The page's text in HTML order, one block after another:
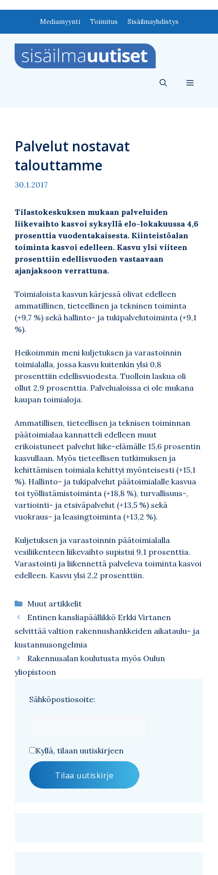
Mediamyynti Toimitus Sisäilmayhdistys
Valikko
Palvelut nostavat
talouttamme
30.1.2017
Tilastokeskuksen mukaan palveluiden
liikevaihto kasvoi syksyllä elo-lokakuussa 4,6
prosenttia vuodentakaisesta. Kiinteistöalan
toiminta kasvoi edelleen. Kasvu ylsi viiteen
prosenttiin edellisvuoden vastaavaan
ajanjaksoon verrattuna.
Toimialoista kasvun kärjessä olivat edelleen
ammatillinen, tieteellinen ja tekninen toiminta
(+9,7 %) sekä hallinto- ja tukipalvelutoiminta (+9,1
%).
Heikoimmin meni kuljetuksen ja varastoinnin
toimialalla, jossa kasvu kuitenkin ylsi 0,8
prosenttiin edellisvuodesta. Tuolloin laskua oli
ollut 2,9 prosenttia. Palvelualoissa ei ole mukana
kaupan toimialoja.
Ammatillisen, tieteellisen ja teknisen toiminnan
päätoimialaa kannatteli edelleen muut
erikoistuneet palvelut liike-elämälle 15,6 prosentin
kasvullaan. Myös tieteellisen tutkimuksen ja
kehittämisen toimiala kehittyi myönteisesti (+15,1
%). Hallinto- ja tukipalvelut päätoimialalle kasvua
toi työllistämistoiminta (+18,8 %), turvallisuus-,
vartiointi- ja etsiväpalvelut (+13,5 %) sekä
vuokraus- ja leasingtoiminta (+13,2 %).
Kuljetuksen ja varastoinnin päätoimialalla
vesiliikenteen liikevaihto supistui 9,1 prosenttia.
Varastointi ja liikennettä palveleva toiminta kasvoi
edelleen. Kasvu ylsi 2,2 prosenttiin.
Kategoriat
Muut artikkelit
Entinen kansliapäällikkö Erkki Virtanen
selvittää valtion rakennushankkeiden aikataulu- ja
kustannusongelmia
Rakennusalan koulutusta myös Oulun
yliopistoon
Sähköpostiosoite:
Kyllä, tilaan uutiskirjeen